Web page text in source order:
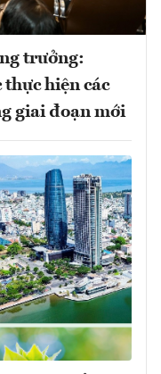
trưởng:
thực hiện các
giai đoạn mới